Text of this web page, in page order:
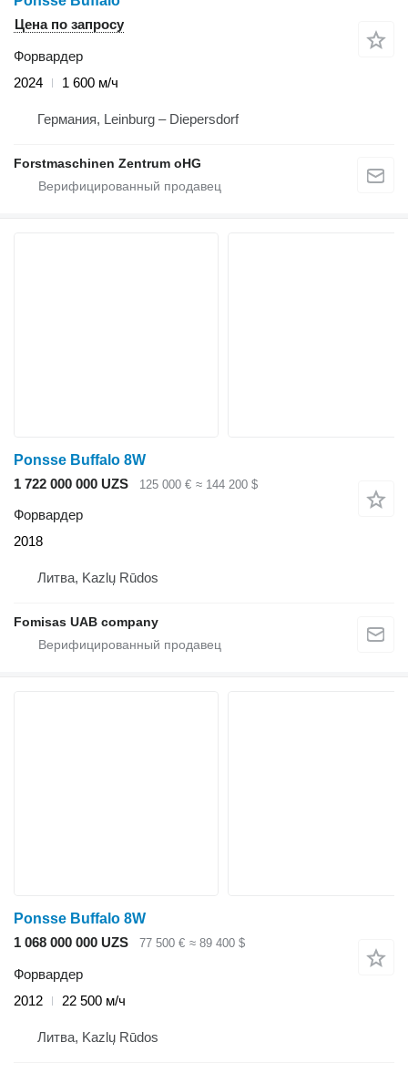
Цена по запросу
Форвардер
2024
1 600 м/ч
Германия, Leinburg – Diepersdorf
Forstmaschinen Zentrum oHG
Ponsse Buffalo 8W
1 722 000 000 UZS
125 000 € ≈ 144 200 $
Форвардер
2018
Литва, Kazlų Rūdos
Fomisas UAB company
Ponsse Buffalo 8W
1 068 000 000 UZS
77 500 € ≈ 89 400 $
Форвардер
2012
22 500 м/ч
Литва, Kazlų Rūdos